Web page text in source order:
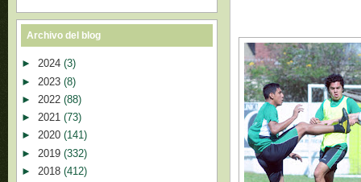
Archivo del blog
► 2024 (3)
► 2023 (8)
► 2022 (88)
► 2021 (73)
► 2020 (141)
► 2019 (332)
► 2018 (412)